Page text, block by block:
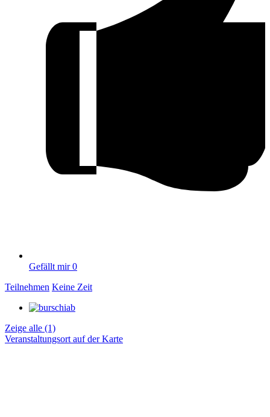
Gefällt mir 0
Teilnehmen Keine Zeit
Zeige alle (1)
Veranstaltungsort auf der Karte